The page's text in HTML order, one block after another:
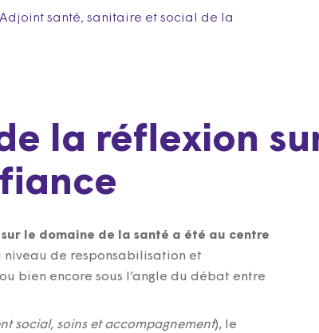
santé, sanitaire et social de la
la réflexion
le domaine de la santé a été au centre
niveau de responsabilisation et
bien encore sous l’angle du débat entre
social, soins et accompagnement), le